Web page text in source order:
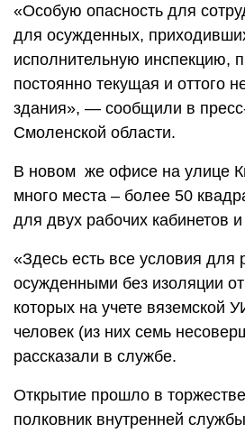
«Особую опасность для
для осужденных,
исполнительную инспекцию,
постоянно текущая и оттого
здания», — сообщили в
Смоленской области.
В новом же офисе на улице
много места – более 50
для двух рабочих кабинетов
«Здесь есть все условия для
осужденными без изоляции
которых на учете вяземской
человек (из них семь
рассказали в службе.
Открытие прошло в
полковник внутренней